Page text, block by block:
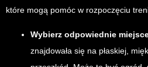
które mogą pomóc w rozpoczęciu
Wybierz odpowiednie
znajdowała się na płaskiej,